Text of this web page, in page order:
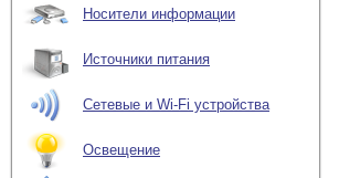
Носители информации
Источники питания
Сетевые и Wi-Fi устройства
Освещение